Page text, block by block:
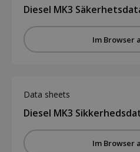
Diesel MK3
Im Browser
Data sheets
Diesel MK3
Im Browser